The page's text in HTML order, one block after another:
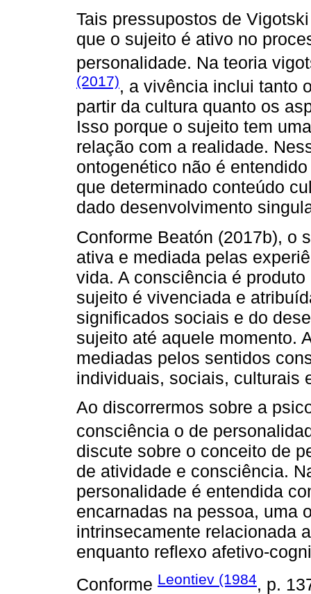
Tais pressupostos de
que o sujeito é ativo no
personalidade. Na teoria
(2017), a vivência inclui tanto
partir da cultura quanto os
Isso porque o sujeito tem
relação com a realidade.
ontogenético não é
que determinado conteúdo
dado desenvolvimento
Conforme Beatón (2017b), o
ativa e mediada pelas
vida. A consciência é
sujeito é vivenciada e
significados sociais e do
sujeito até aquele momento.
mediadas pelos sentidos
individuais, sociais, culturais
Ao discorrermos sobre a
consciência o de
discute sobre o conceito de
de atividade e consciência.
personalidade é entendida
encarnadas na pessoa, uma
intrinsecamente relacionada
enquanto reflexo afetivo-
Conforme Leontiev (1984, p.